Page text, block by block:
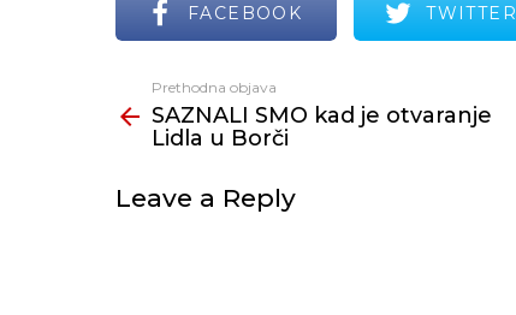
FACEBOOK TWITTER
još
Prethodna objava
SAZNALI SMO kad je otvaranje
Lidla u Borči
Leave a Reply